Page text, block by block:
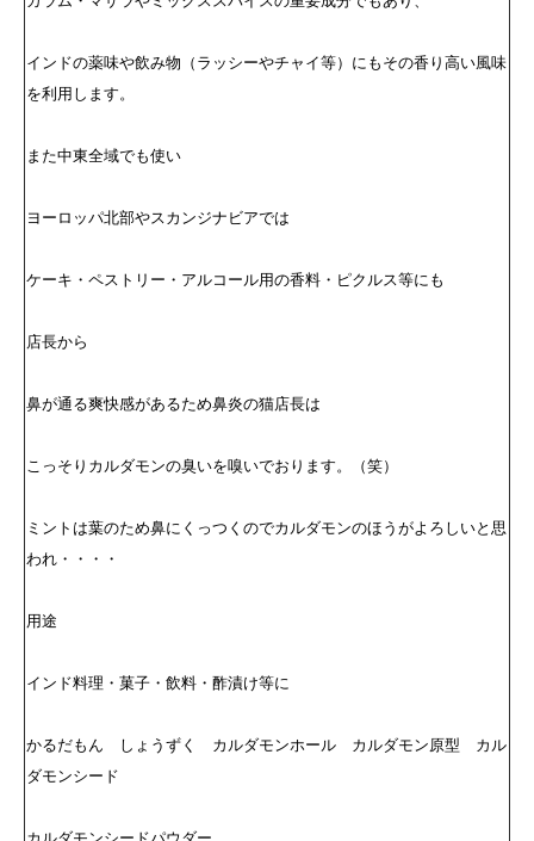
インドの薬味や飲み物（ラッシーやチャイ等）にもその香り高い風味
を利用します。
また中東全域でも使い
ヨーロッパ北部やスカンジナビアでは
ケーキ・ペストリー・アルコール用の香料・ピクルス等にも
店長から
鼻が通る爽快感があるため鼻炎の猫店長は
こっそりカルダモンの臭いを嗅いでおります。（笑）
ミントは葉のため鼻にくっつくのでカルダモンのほうがよろしいと思
われ・・・・
用途
インド料理・菓子・飲料・酢漬け等に
かるだもん しょうずく カルダモンホール カルダモン原型 カル
ダモンシード